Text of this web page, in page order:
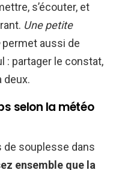
s’écouter, et
Une petite
permet aussi de
: partager le constat,
deux.
selon la météo
de souplesse dans
ensemble que la